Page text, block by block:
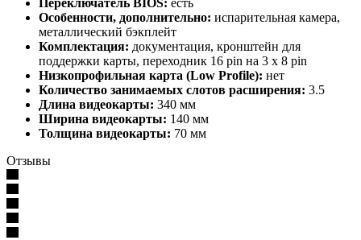
Переключатель BIOS: есть
Особенности, дополнительно: испарительная камера,
металлический бэкплейт
Комплектация: документация, кронштейн для
поддержки карты, переходник 16 pin на 3 x 8 pin
Низкопрофильная карта (Low Profile): нет
Количество занимаемых слотов расширения: 3.5
Длина видеокарты: 340 мм
Ширина видеокарты: 140 мм
Толщина видеокарты: 70 мм
Отзывы